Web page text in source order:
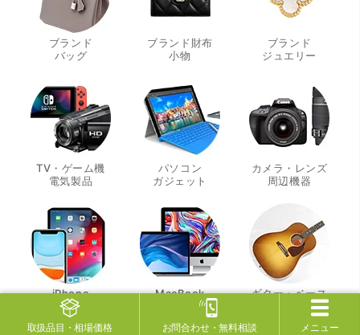
取扱品目 ・相場価格 お問合わせ・無料相談 メニュー
ブランド
バッグ
ブランド財布
小物
ブランド
ジュエリー
TV・ゲーム機
電気製品
パソコン
ガジェット
カメラ・レンズ
周辺機器
iPhone
iPad
MacBook
Mac製品
ギター・ベース
DTM製品